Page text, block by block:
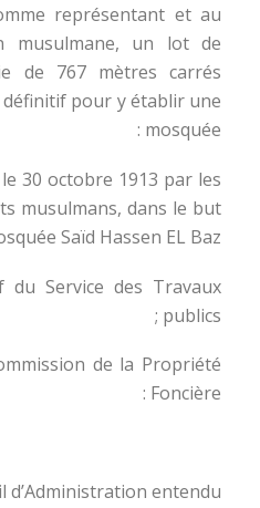
représentant et au
musulmane, un lot de
de 767 mètres carrés
pour y établir une
mosquée :
30 octobre 1913 par les
musulmans, dans le but
Saïd Hassen EL Baz :
Service des Travaux
publics ;
de la Propriété
Foncière :
d’Administration entendu,